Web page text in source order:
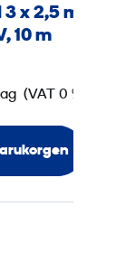
a
3
x
2
x 2,5 mm²,
10 m
(VAT 0 %)